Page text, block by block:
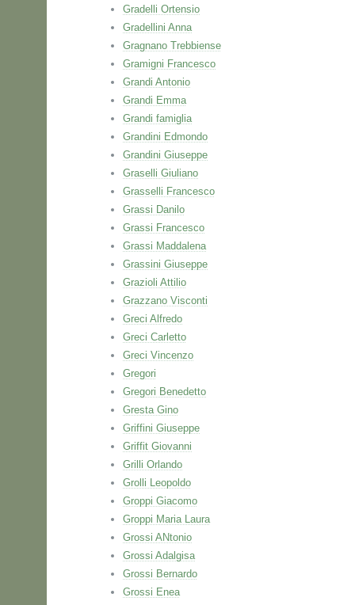
Gradelli Ortensio
Gradellini Anna
Gragnano Trebbiense
Gramigni Francesco
Grandi Antonio
Grandi Emma
Grandi famiglia
Grandini Edmondo
Grandini Giuseppe
Graselli Giuliano
Grasselli Francesco
Grassi Danilo
Grassi Francesco
Grassi Maddalena
Grassini Giuseppe
Grazioli Attilio
Grazzano Visconti
Greci Alfredo
Greci Carletto
Greci Vincenzo
Gregori
Gregori Benedetto
Gresta Gino
Griffini Giuseppe
Griffit Giovanni
Grilli Orlando
Grolli Leopoldo
Groppi Giacomo
Groppi Maria Laura
Grossi ANtonio
Grossi Adalgisa
Grossi Bernardo
Grossi Enea